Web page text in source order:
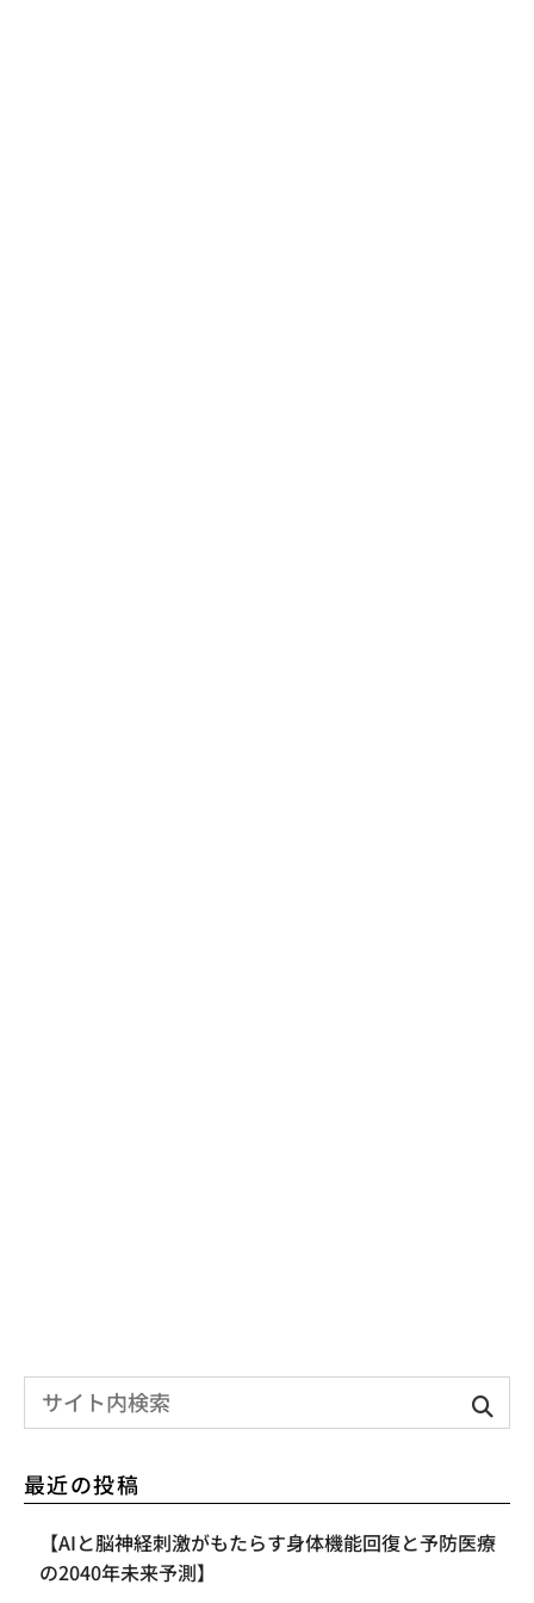
最近の投稿
【AIと脳神経刺激がもたらす身体機能回復と予防医療
の2040年未来予測】